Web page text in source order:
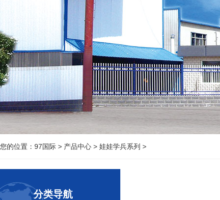
您的位置： 97国际 > 产品中心 > 娃娃学兵系列 >
分类导航